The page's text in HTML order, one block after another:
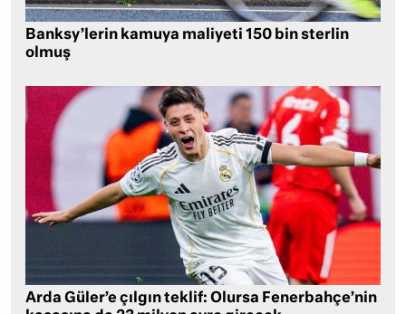
Banksy’lerin kamuya maliyeti 150 bin sterlin
olmuş
Arda Güler’e çılgın teklif: Olursa Fenerbahçe’nin